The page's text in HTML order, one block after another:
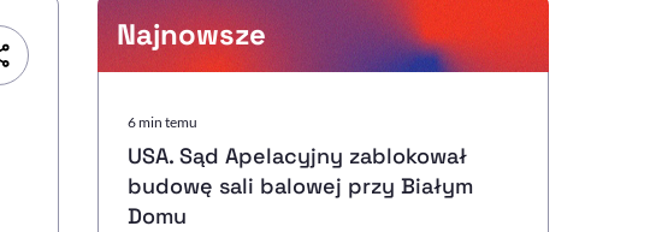
Resetuj opcje
Najnowsze
6 min temu
USA. Sąd Apelacyjny zablokował
budowę sali balowej przy Białym
Domu